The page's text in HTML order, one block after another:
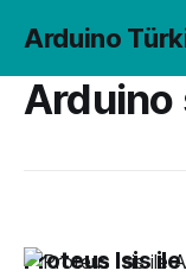
Arduino
Arduino
Proteus Isis